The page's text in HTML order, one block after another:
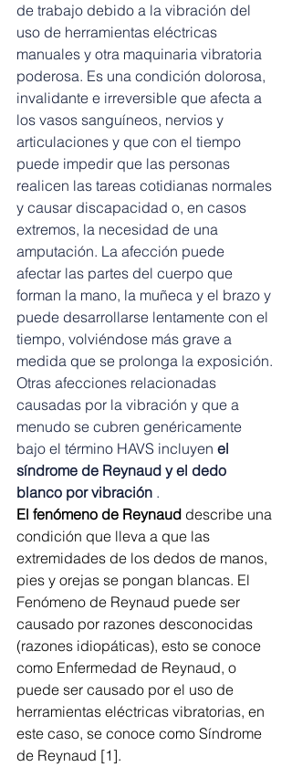
de trabajo debido a la vibración del
uso de herramientas eléctricas
manuales y otra maquinaria vibratoria
poderosa. Es una condición dolorosa,
invalidante e irreversible que afecta a
los vasos sanguíneos, nervios y
articulaciones y que con el tiempo
puede impedir que las personas
realicen las tareas cotidianas normales
y causar discapacidad o, en casos
extremos, la necesidad de una
amputación. La afección puede
afectar las partes del cuerpo que
forman la mano, la muñeca y el brazo y
puede desarrollarse lentamente con el
tiempo, volviéndose más grave a
medida que se prolonga la exposición.
Otras afecciones relacionadas
causadas por la vibración y que a
menudo se cubren genéricamente
bajo el término HAVS incluyen el
síndrome de Reynaud y el dedo
blanco por vibración .
El fenómeno de Reynaud describe una
condición que lleva a que las
extremidades de los dedos de manos,
pies y orejas se pongan blancas. El
Fenómeno de Reynaud puede ser
causado por razones desconocidas
(razones idiopáticas), esto se conoce
como Enfermedad de Reynaud, o
puede ser causado por el uso de
herramientas eléctricas vibratorias, en
este caso, se conoce como Síndrome
de Reynaud [1].